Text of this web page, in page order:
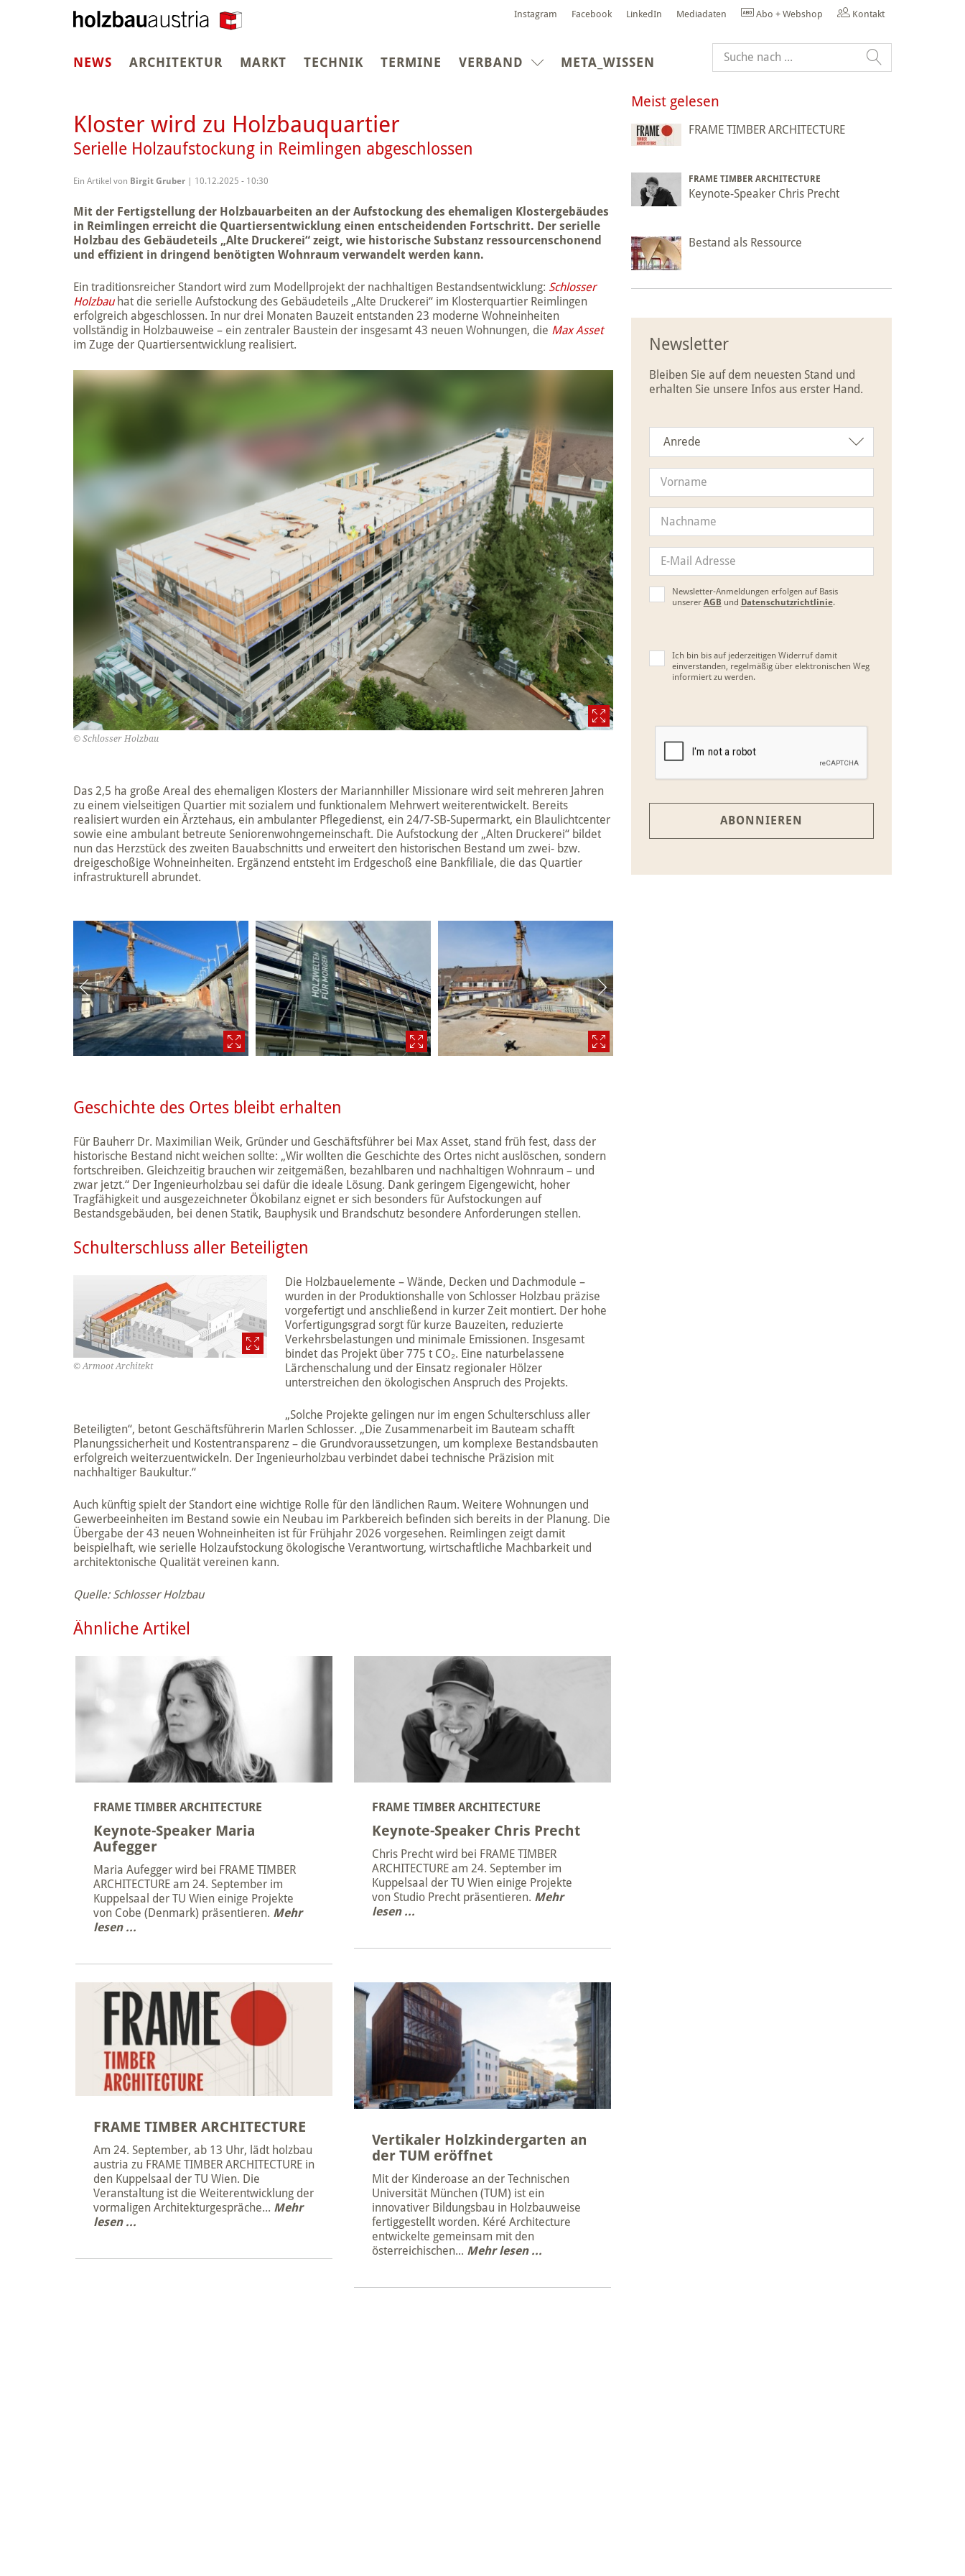
Instagram Facebook LinkedIn Mediadaten Abo + Webshop Kontakt
NEWS (CURRENT)
ARCHITEKTUR MARKT TECHNIK TERMINE VERBAND META_WISSEN
Kloster wird zu Holzbauquartier
Serielle Holzaufstockung in Reimlingen abgeschlossen
Ein Artikel von Birgit Gruber | 10.12.2025 - 10:30
Mit der Fertigstellung der Holzbauarbeiten an der Aufstockung des ehemaligen Klostergebäudes
in Reimlingen erreicht die Quartiersentwicklung einen entscheidenden Fortschritt. Der serielle
Holzbau des Gebäudeteils „Alte Druckerei“ zeigt, wie historische Substanz ressourcenschonend
und effizient in dringend benötigten Wohnraum verwandelt werden kann.
Ein traditionsreicher Standort wird zum Modellprojekt der nachhaltigen Bestandsentwicklung: Schlosser
Holzbauhat die serielle Aufstockung des Gebäudeteils „Alte Druckerei“ im Klosterquartier Reimlingen
erfolgreich abgeschlossen. In nur drei Monaten Bauzeit entstanden 23 moderne Wohneinheiten
vollständig in Holzbauweise – ein zentraler Baustein der insgesamt 43 neuen Wohnungen, die Max Asset
im Zuge der Quartiersentwicklung realisiert.
© Schlosser Holzbau
Das 2,5 ha große Areal des ehemaligen Klosters der Mariannhiller Missionare wird seit mehreren Jahren
zu einem vielseitigen Quartier mit sozialem und funktionalem Mehrwert weiterentwickelt. Bereits
realisiert wurden ein Ärztehaus, ein ambulanter Pflegedienst, ein 24/7-SB-Supermarkt, ein Blaulichtcenter
sowie eine ambulant betreute Seniorenwohngemeinschaft. Die Aufstockung der „Alten Druckerei“ bildet
nun das Herzstück des zweiten Bauabschnitts und erweitert den historischen Bestand um zwei- bzw.
dreigeschoßige Wohneinheiten. Ergänzend entsteht im Erdgeschoß eine Bankfiliale, die das Quartier
infrastrukturell abrundet.
Geschichte des Ortes bleibt erhalten
Für Bauherr Dr. Maximilian Weik, Gründer und Geschäftsführer bei Max Asset, stand früh fest, dass der
historische Bestand nicht weichen sollte: „Wir wollten die Geschichte des Ortes nicht auslöschen, sondern
fortschreiben. Gleichzeitig brauchen wir zeitgemäßen, bezahlbaren und nachhaltigen Wohnraum – und
zwar jetzt.“ Der Ingenieurholzbau sei dafür die ideale Lösung. Dank geringem Eigengewicht, hoher
Tragfähigkeit und ausgezeichneter Ökobilanz eignet er sich besonders für Aufstockungen auf
Bestandsgebäuden, bei denen Statik, Bauphysik und Brandschutz besondere Anforderungen stellen.
Schulterschluss aller Beteiligten
© Armoot Architekt
Die Holzbauelemente – Wände, Decken und Dachmodule –
wurden in der Produktionshalle von Schlosser Holzbau präzise
vorgefertigt und anschließend in kurzer Zeit montiert. Der hohe
Vorfertigungsgrad sorgt für kurze Bauzeiten, reduzierte
Verkehrsbelastungen und minimale Emissionen. Insgesamt
bindet das Projekt über 775 t CO₂. Eine naturbelassene
Lärchenschalung und der Einsatz regionaler Hölzer
unterstreichen den ökologischen Anspruch des Projekts.
„Solche Projekte gelingen nur im engen Schulterschluss aller
Beteiligten“, betont Geschäftsführerin Marlen Schlosser. „Die Zusammenarbeit im Bauteam schafft
Planungssicherheit und Kostentransparenz – die Grundvoraussetzungen, um komplexe Bestandsbauten
erfolgreich weiterzuentwickeln. Der Ingenieurholzbau verbindet dabei technische Präzision mit
nachhaltiger Baukultur.“
Auch künftig spielt der Standort eine wichtige Rolle für den ländlichen Raum. Weitere Wohnungen und
Gewerbeeinheiten im Bestand sowie ein Neubau im Parkbereich befinden sich bereits in der Planung. Die
Übergabe der 43 neuen Wohneinheiten ist für Frühjahr 2026 vorgesehen. Reimlingen zeigt damit
beispielhaft, wie serielle Holzaufstockung ökologische Verantwortung, wirtschaftliche Machbarkeit und
architektonische Qualität vereinen kann.
Quelle: Schlosser Holzbau
Ähnliche Artikel
FRAME TIMBER ARCHITECTURE
Keynote-Speaker Maria
Aufegger
Maria Aufegger wird bei FRAME TIMBER
ARCHITECTURE am 24. September im
Kuppelsaal der TU Wien einige Projekte
von Cobe (Denmark) präsentieren. Mehr
lesen ...
FRAME TIMBER ARCHITECTURE
Keynote-Speaker Chris Precht
Chris Precht wird bei FRAME TIMBER
ARCHITECTURE am 24. September im
Kuppelsaal der TU Wien einige Projekte
von Studio Precht präsentieren. Mehr
lesen ...
FRAME TIMBER ARCHITECTURE
Am 24. September, ab 13 Uhr, lädt holzbau
austria zu FRAME TIMBER ARCHITECTURE in
den Kuppelsaal der TU Wien. Die
Veranstaltung ist die Weiterentwicklung der
vormaligen Architekturgespräche... Mehr
lesen ...
Vertikaler Holzkindergarten an
der TUM eröffnet
Mit der Kinderoase an der Technischen
Universität München (TUM) ist ein
innovativer Bildungsbau in Holzbauweise
fertiggestellt worden. Kéré Architecture
entwickelte gemeinsam mit den
österreichischen... Mehr lesen ...
Meist gelesen
FRAME TIMBER ARCHITECTURE
FRAME TIMBER ARCHITECTURE
Keynote-Speaker Chris Precht
Bestand als Ressource
Newsletter
Bleiben Sie auf dem neuesten Stand und
erhalten Sie unsere Infos aus erster Hand.
Anrede
Newsletter-Anmeldungen erfolgen auf Basis
unserer AGB und Datenschutzrichtlinie.
Ich bin bis auf jederzeitigen Widerruf damit
einverstanden, regelmäßig über elektronischen Weg
informiert zu werden.
ABONNIEREN